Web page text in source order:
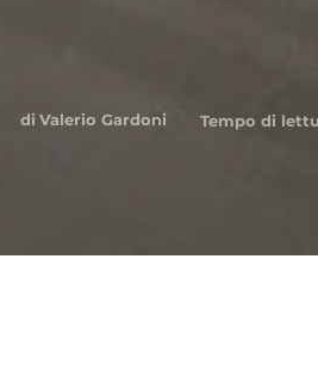
di Valerio Gardoni Tempo di